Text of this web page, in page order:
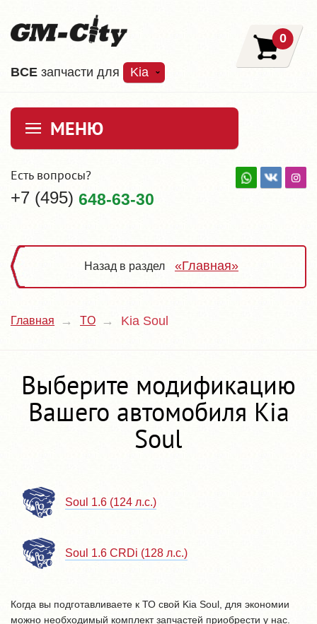
ВCE запчасти для Kia
0
МЕНЮ
Есть вопросы?
+7 (495) 648-63-30
Назад в раздел «Главная»
Главная TO Kia Soul
Выберите модификацию
Вашего автомобиля Kia
Soul
Soul 1.6 (124 л.с.)
Soul 1.6 CRDi (128 л.с.)
Когда вы подготавливаете к ТО свой Kia Soul, для экономии
можно необходимый комплект запчастей приобрести у нас.